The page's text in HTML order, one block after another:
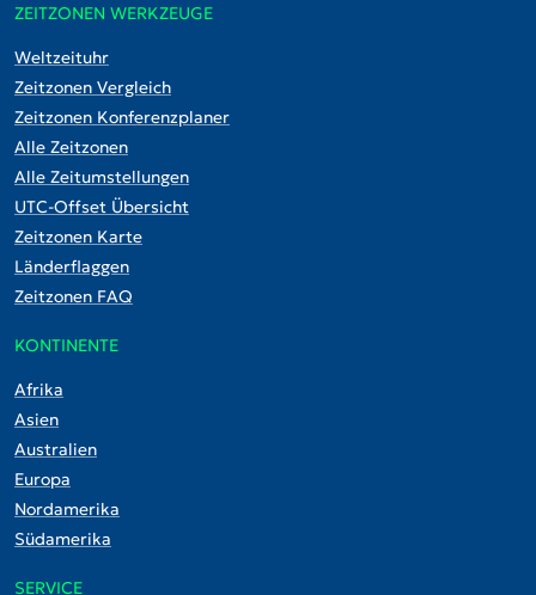
ZEITZONEN WERKZEUGE
Weltzeituhr
Zeitzonen Vergleich
Zeitzonen Konferenzplaner
Alle Zeitzonen
Alle Zeitumstellungen
UTC-Offset Übersicht
Zeitzonen Karte
Länderflaggen
Zeitzonen FAQ
KONTINENTE
Afrika
Asien
Australien
Europa
Nordamerika
Südamerika
SERVICE